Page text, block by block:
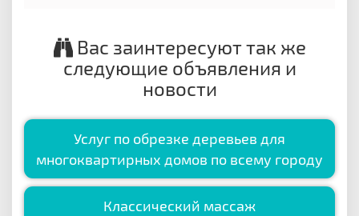
Вас заинтересуют так же
следующие объявления и
новости
Услуг по обрезке деревьев для
многоквартирных домов по всему городу
Классический массаж